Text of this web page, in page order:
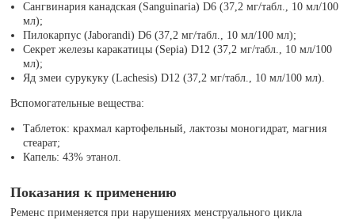
Сангвинария канадская (Sanguinaria) D6 (37,2 мг/табл., 10 мл/100
мл);
Пилокарпус (Jaborandi) D6 (37,2 мг/табл., 10 мл/100 мл);
Секрет железы каракатицы (Sepia) D12 (37,2 мг/табл., 10 мл/100
мл);
Яд змеи сурукуку (Lachesis) D12 (37,2 мг/табл., 10 мл/100 мл).
Вспомогательные вещества:
Таблеток: крахмал картофельный, лактозы моногидрат, магния
стеарат;
Капель: 43% этанол.
Показания к применению
Ременс применяется при нарушениях менструального цикла